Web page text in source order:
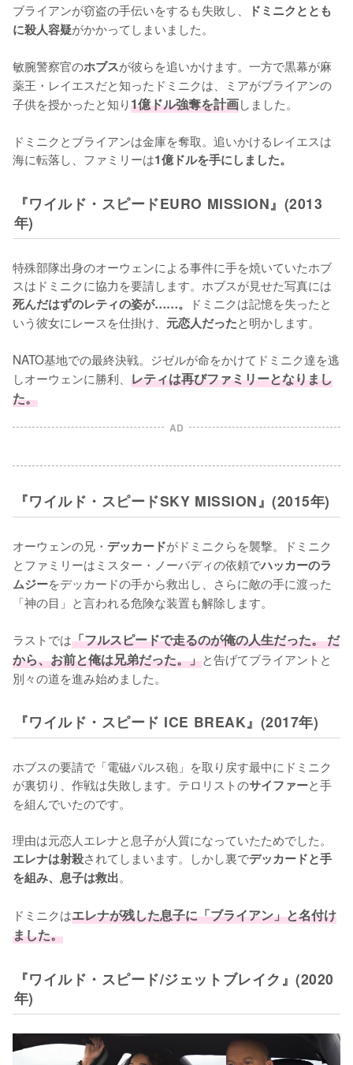
ブライアンが窃盗の手伝いをするも失敗し、
ドミニクととも
に殺人容疑がかかってしまいました。
敏腕警察官のホブスが彼らを追いかけます。一方で黒幕が麻
薬王・レイエスだと知ったドミニクは、ミアがブライアンの
子供を授かったと知り1億ドル強奪を計画しました。
ドミニクとブライアンは金庫を奪取。追いかけるレイエスは
海に転落し、ファミリーは1億ドルを手にしました。
『ワイルド・スピードEURO MISSION』(2013
年)
特殊部隊出身のオーウェンによる事件に手を焼いていたホブ
スはドミニクに協力を要請します。ホブスが見せた写真には
死んだはずのレティの姿が……。
ドミニクは記憶を失ったと
いう彼女にレースを仕掛け、 元恋人だったと明かします。
NATO基地での最終決戦。ジゼルが命をかけてドミニク達を逃
しオーウェンに勝利、 レティは再びファミリーとなりまし
た。
AD
『ワイルド・スピードSKY MISSION』(2015年)
オーウェンの兄・ デッカードがドミニクらを襲撃。ドミニク
とファミリーはミスター・ノーバディの依頼でハッカーのラ
ムジーをデッカードの手から救出し、さらに敵の手に渡った
「神の目」と言われる危険な装置も解除します。
ラストでは「フルスピードで走るのが俺の人生だった。 だ
から、お前と俺は兄弟だった。」と告げてブライアントと
別々の道を進み始めました。
『ワイルド・スピード ICE BREAK』(2017年)
ホブスの要請で「電磁パルス砲」を取り戻す最中にドミニク
が裏切り、作戦は失敗します。テロリストのサイファーと手
を組んでいたのです。
理由は元恋人エレナと息子が人質になっていたためでした。
エレナは射殺されてしまいます。しかし裏でデッカードと手
を組み、息子は救出。
ドミニクはエレナが残した息子に「ブライアン」と名付け
ました。
『ワイルド・スピード/ジェットブレイク』(2020
年)